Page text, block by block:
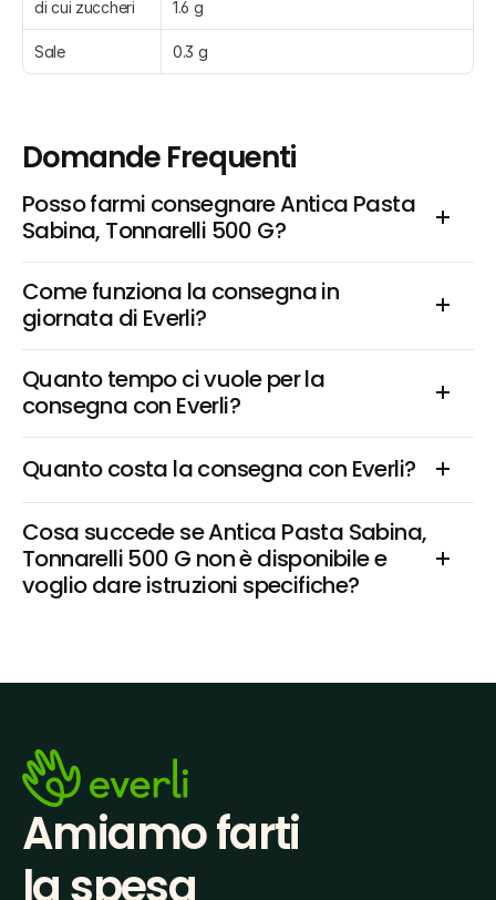
di cui zuccheri 1.6 g
Sale 0.3 g
Domande Frequenti
Posso farmi consegnare Antica Pasta
Sabina, Tonnarelli 500 G?
Come funziona la consegna in
giornata di Everli?
Quanto tempo ci vuole per la
consegna con Everli?
Quanto costa la consegna con Everli?
Cosa succede se Antica Pasta Sabina,
Tonnarelli 500 G non è disponibile e
voglio dare istruzioni specifiche?
Amiamo farti
la spesa